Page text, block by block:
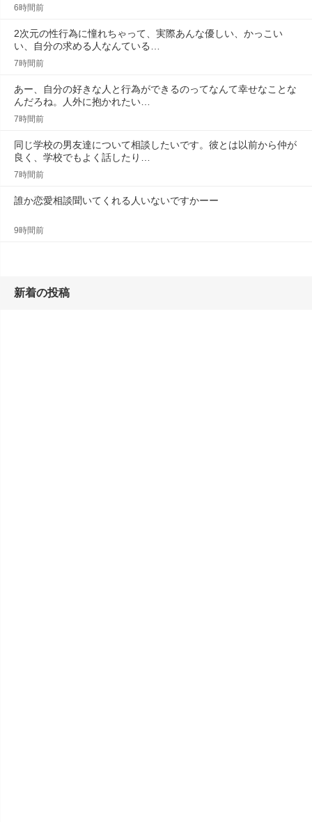
6時間前
2次元の性行為に憧れちゃって、実際あんな優しい、かっこい
い、自分の求める人なんている…
7時間前
あー、自分の好きな人と行為ができるのってなんて幸せなことな
んだろね。人外に抱かれたい…
7時間前
同じ学校の男友達について相談したいです。彼とは以前から仲が
良く、学校でもよく話したり…
7時間前
誰か恋愛相談聞いてくれる人いないですかーー
9時間前
新着の投稿